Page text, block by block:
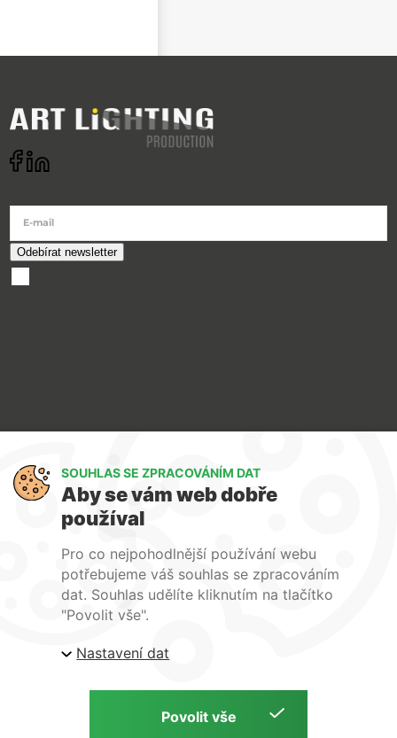
E-mail
O nás
Kontakty
| ARTlighting.cz, Komenského 427 Újezd u Brna, 664
Copyright © 2026 | ARTlighting.cz | by
SOUHLAS SE ZPRACOVÁNÍM DAT
Aby se vám web dobře
používal
Pro co nejpohodlnější používání webu
potřebujeme váš souhlas se zpracováním
dat. Souhlas udělíte kliknutím na tlačítko
"Povolit vše".
Nastavení dat